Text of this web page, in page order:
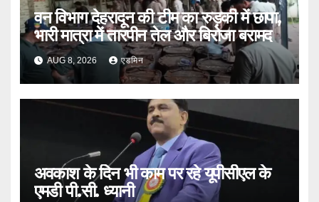
वन विभाग देहरादून की टीम का रुड़की में छापा,
भारी मात्रा में तारपीन तेल और बिरोजा बरामद
AUG 8, 2026 एडमिन
अवकाश के दिन भी काम पर रहे यूपीसीएल के
एमडी पी.सी. ध्यानी